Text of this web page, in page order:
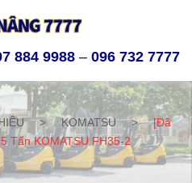
884 9988 – 096 732 7777
> KOMATSU >
[Đã
Tấn KOMATSU FH35-2